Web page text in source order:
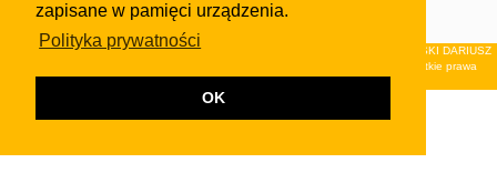
zapisane w pamięci urządzenia.
Polityka prywatności
OK
Klauzula FB
© 2026Wydawnictwo NEON sp. z o.o. (dawniej: FIRMA NEON MAREK KLUCZEWSKI DARIUSZ
KRAWCZYK s.c.) z siedzibą w Olkuszu, ul.Żuradzka 15, 32-300 Olkusz . Wszystkie prawa